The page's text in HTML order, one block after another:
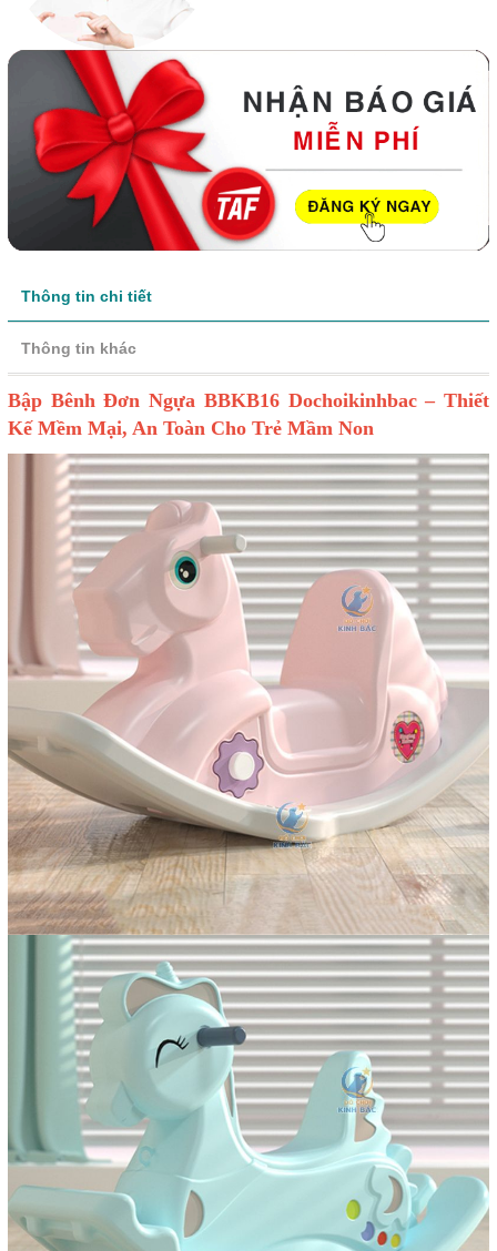
Thông tin chi tiết
Thông tin khác
Bập Bênh Đơn Ngựa BBKB16 Dochoikinhbac – Thiết
Kế Mềm Mại, An Toàn Cho Trẻ Mầm Non